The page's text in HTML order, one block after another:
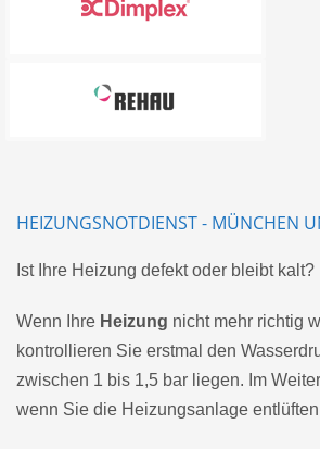
HEIZUNGSNOTDIENST - MÜNCHEN
Ist Ihre Heizung defekt oder bleibt kalt?
Wenn Ihre Heizung nicht mehr richtig
kontrollieren Sie erstmal den
zwischen 1 bis 1,5 bar liegen. Im
wenn Sie die Heizungsanlage